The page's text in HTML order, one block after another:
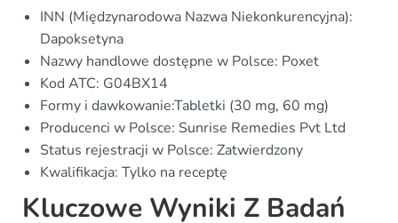
INN (Międzynarodowa Nazwa Niekonkurencyjna):
Dapoksetyna
Nazwy handlowe dostępne w Polsce: Poxet
Kod ATC: G04BX14
Formy i dawkowanie:Tabletki (30 mg, 60 mg)
Producenci w Polsce: Sunrise Remedies Pvt Ltd
Status rejestracji w Polsce: Zatwierdzony
Kwalifikacja: Tylko na receptę
Kluczowe Wyniki Z Badań